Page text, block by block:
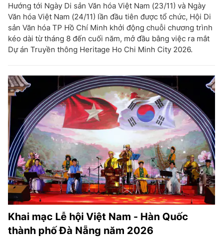
Hướng tới Ngày Di sản Văn hóa Việt Nam (23/11) và Ngày
Văn hóa Việt Nam (24/11) lần đầu tiên được tổ chức, Hội Di
sản Văn hóa TP Hồ Chí Minh khởi động chuỗi chương trình
kéo dài từ tháng 8 đến cuối năm, mở đầu bằng việc ra mắt
Dự án Truyền thông Heritage Ho Chi Minh City 2026.
Khai mạc Lễ hội Việt Nam - Hàn Quốc
thành phố Đà Nẵng năm 2026